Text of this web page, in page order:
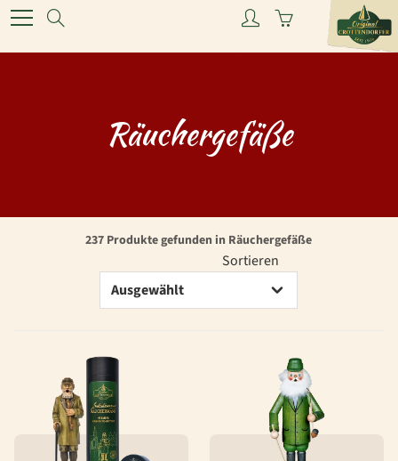
Skip
to
Content
Räuchergefäße
237 Produkte gefunden in Räuchergefäße
Sortieren